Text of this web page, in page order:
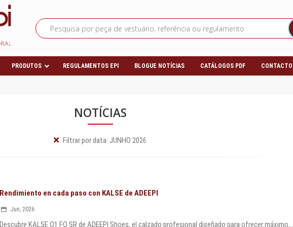
PRODUTOS REGULAMENTOS EPI BLOGUE NOTÍCIAS CATÁLOGOS PDF CONTACTO
NOTÍCIAS
Filtrar por data: JUNHO 2026
Rendimiento en cada paso con KALSE de ADEEPI
Jun, 2026
Descubre KALSE O1 FO SR de ADEEPI Shoes, el calzado profesional diseñado para ofrecer máximo...